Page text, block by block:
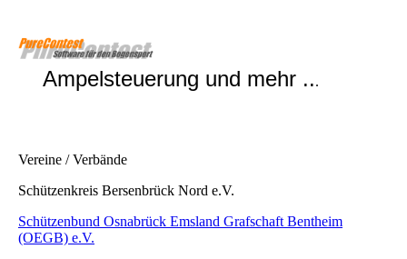
Ampelsteuerung und mehr ...
Vereine / Verbände
Schützenkreis Bersenbrück Nord e.V.
Schützenbund Osnabrück Emsland Grafschaft Bentheim
(OEGB) e.V.